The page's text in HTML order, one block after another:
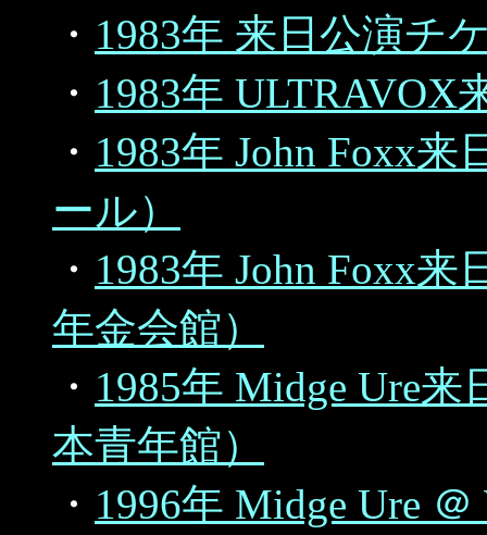
・ 1983年 来日公演チ
・ 1983年 ULTRAVOX
・ 1983年 John Foxx
ール）
・ 1983年 John Foxx
年金会館）
・ 1985年 Midge Ure
本青年館）
・ 1996年 Midge Ure